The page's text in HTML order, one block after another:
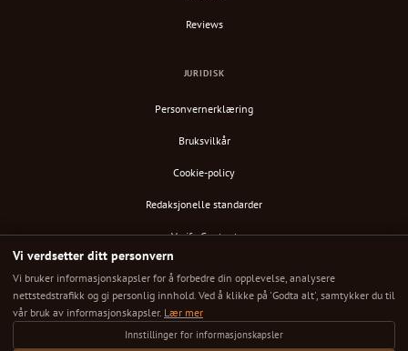
Reviews
JURIDISK
Personvernerklæring
Bruksvilkår
Cookie-policy
Redaksjonelle standarder
Verify Content
© 2025 Down Under Cafe. Alle rettigheter reservert.
Vi verdsetter ditt personvern
Vi bruker informasjonskapsler for å forbedre din opplevelse, analysere
nettstedstrafikk og gi personlig innhold. Ved å klikke på 'Godta alt', samtykker du til
vår bruk av informasjonskapsler. Lær mer
Innstillinger for informasjonskapsler